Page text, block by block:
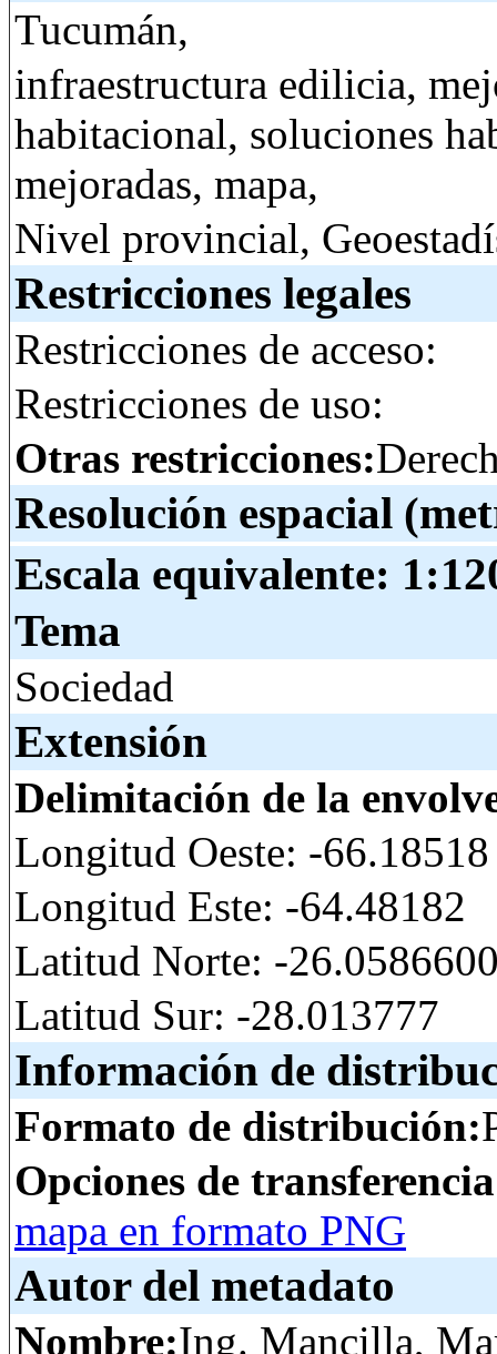
Tucumán,
infraestructura edilicia,
habitacional, soluciones
mejoradas, mapa,
Nivel provincial,
Restricciones legales
Restricciones de acceso:
Restricciones de uso:
Otras restricciones:
Resolución espacial
Escala equivalente:
Tema
Sociedad
Extensión
Delimitación de la
Longitud Oeste: -66.18518
Longitud Este: -64.48182
Latitud Norte: -
Latitud Sur: -28.013777
Información de
Formato de distribución:
Opciones de
mapa en formato PNG
Autor del metadato
Nombre:Ing. Mancilla,